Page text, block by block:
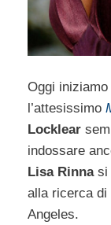
Oggi iniziamo
l’attesissimo
Locklear
indossare
Lisa Rinnasi
alla ricerca di
Angeles.